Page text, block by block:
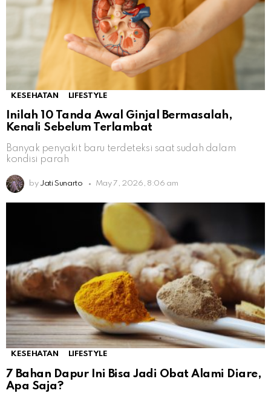
KESEHATAN LIFESTYLE
Inilah 10 Tanda Awal Ginjal Bermasalah,
Kenali Sebelum Terlambat
Banyak penyakit baru terdeteksi saat sudah dalam
kondisi parah
by Jati Sunarto May 7, 2026, 8:06 am
KESEHATAN LIFESTYLE
7 Bahan Dapur Ini Bisa Jadi Obat Alami Diare,
Apa Saja?